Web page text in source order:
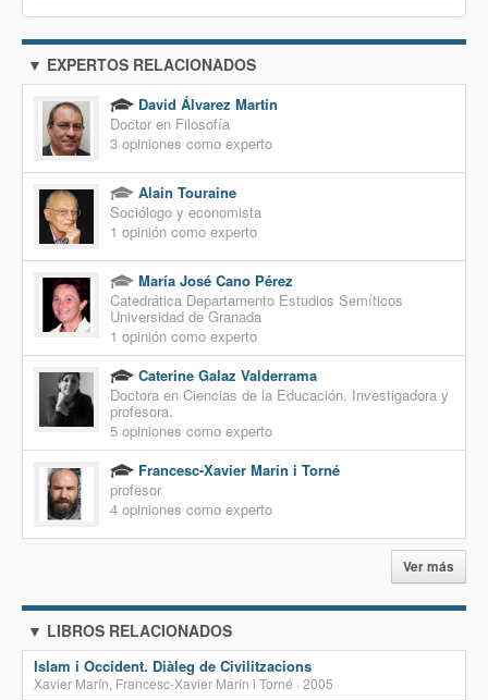
▼ EXPERTOS RELACIONADOS
David Álvarez Martín
Doctor en Filosofía
3 opiniones como experto
Alain Touraine
Sociólogo y economista
1 opinión como experto
María José Cano Pérez
Catedrática Departamento Estudios Semíticos
Universidad de Granada
1 opinión como experto
Caterine Galaz Valderrama
Doctora en Ciencias de la Educación. Investigadora y
profesora.
5 opiniones como experto
Francesc-Xavier Marín i Torné
profesor
4 opiniones como experto
Ver más
▼ LIBROS RELACIONADOS
Islam i Occident. Diàleg de Civilitzacions
Xavier Marín, Francesc-Xavier Marín i Torné · 2005